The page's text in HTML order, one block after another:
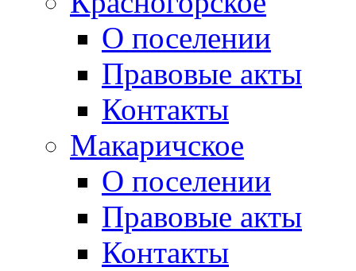
О поселении
Правовые акты
Контакты
Макаричское
О поселении
Правовые акты
Контакты